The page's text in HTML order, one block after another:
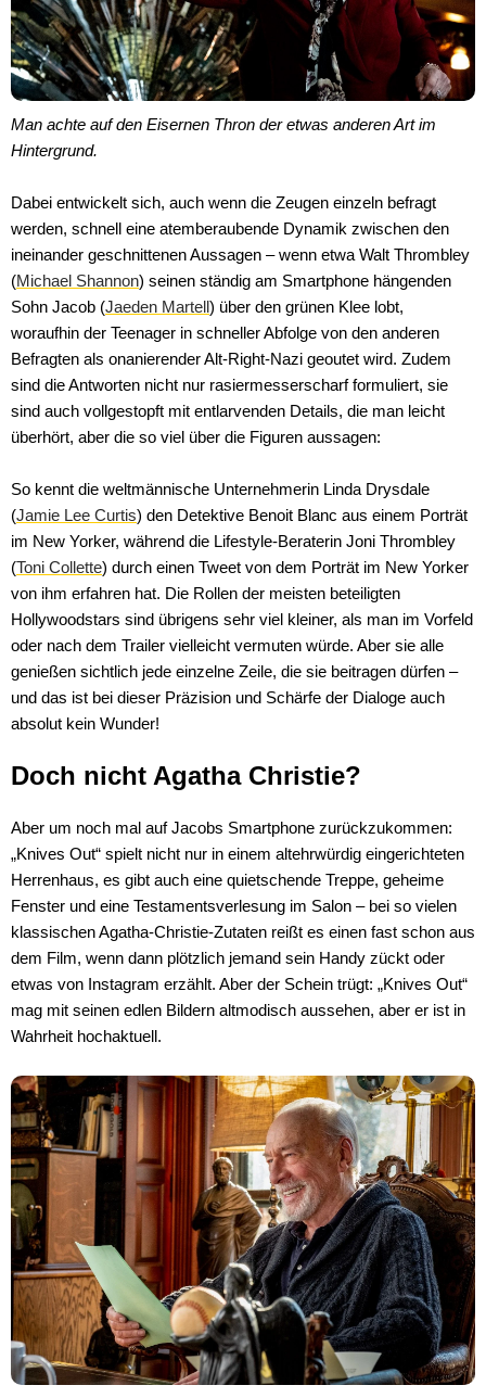
Man achte auf den Eisernen Thron der etwas anderen Art im
Hintergrund.
Dabei entwickelt sich, auch wenn die Zeugen einzeln befragt
werden, schnell eine atemberaubende Dynamik zwischen den
ineinander geschnittenen Aussagen – wenn etwa Walt Thrombley
(Michael Shannon) seinen ständig am Smartphone hängenden
Sohn Jacob (Jaeden Martell) über den grünen Klee lobt,
woraufhin der Teenager in schneller Abfolge von den anderen
Befragten als onanierender Alt-Right-Nazi geoutet wird. Zudem
sind die Antworten nicht nur rasiermesserscharf formuliert, sie
sind auch vollgestopft mit entlarvenden Details, die man leicht
überhört, aber die so viel über die Figuren aussagen:
So kennt die weltmännische Unternehmerin Linda Drysdale
(Jamie Lee Curtis) den Detektive Benoit Blanc aus einem Porträt
im New Yorker, während die Lifestyle-Beraterin Joni Thrombley
(Toni Collette) durch einen Tweet von dem Porträt im New Yorker
von ihm erfahren hat. Die Rollen der meisten beteiligten
Hollywoodstars sind übrigens sehr viel kleiner, als man im Vorfeld
oder nach dem Trailer vielleicht vermuten würde. Aber sie alle
genießen sichtlich jede einzelne Zeile, die sie beitragen dürfen –
und das ist bei dieser Präzision und Schärfe der Dialoge auch
absolut kein Wunder!
Doch nicht Agatha Christie?
Aber um noch mal auf Jacobs Smartphone zurückzukommen:
„Knives Out“ spielt nicht nur in einem altehrwürdig eingerichteten
Herrenhaus, es gibt auch eine quietschende Treppe, geheime
Fenster und eine Testamentsverlesung im Salon – bei so vielen
klassischen Agatha-Christie-Zutaten reißt es einen fast schon aus
dem Film, wenn dann plötzlich jemand sein Handy zückt oder
etwas von Instagram erzählt. Aber der Schein trügt: „Knives Out“
mag mit seinen edlen Bildern altmodisch aussehen, aber er ist in
Wahrheit hochaktuell.